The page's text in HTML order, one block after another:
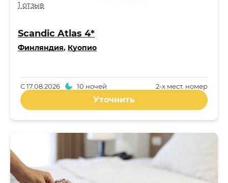
1 отзыв
Scandic Atlas 4*
Финляндия, Куопио
2-x мест. номер
С17.08.2026 10 ночей
Уточнить